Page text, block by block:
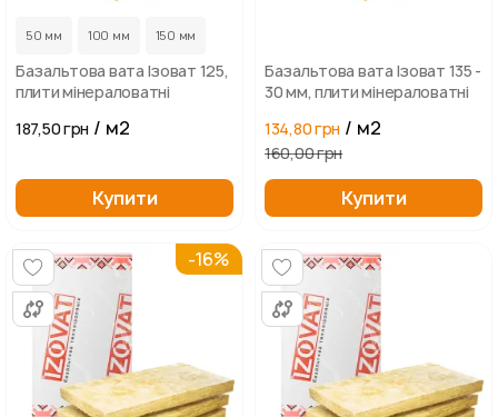
50 мм 100 мм 150 мм
Базальтова вата Ізоват 125,
плити мінераловатні
187,50 грн / м2
Купити
Базальтова вата Ізоват 135 -
30 мм, плити мінераловатні
134,80 грн / м2
160,00 грн
Купити
-16%